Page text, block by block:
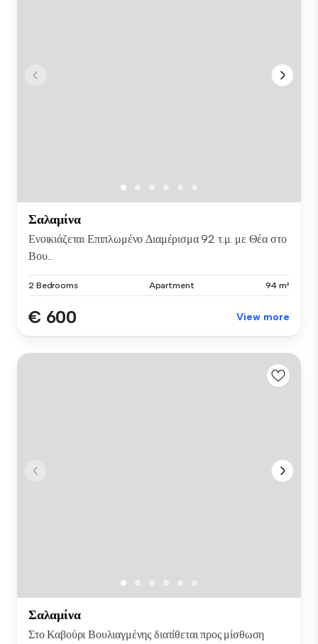
Σαλαμίνα
Ενοικιάζεται Επιπλωμένο Διαμέρισμα 92 τ.μ. με Θέα στο
Βου...
2 Bedrooms Apartment 94 m²
€ 600 View more
Σαλαμίνα
Στο Καβούρι Βουλιαγμένης διατίθεται προς μίσθωση